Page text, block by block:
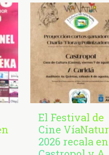
El Festival de
Cine VíaNatur
2026 recala en